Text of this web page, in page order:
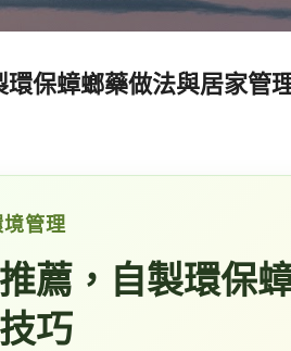
保蟑螂藥做法與居家管
管理
薦，自製環保
巧